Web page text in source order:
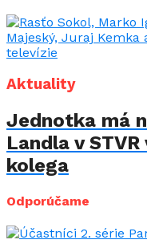
Aktuality
Jednotka má
Landla v
kolega
Odporúčame